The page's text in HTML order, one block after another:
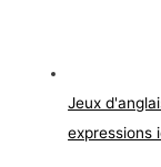
Jeux
expressions